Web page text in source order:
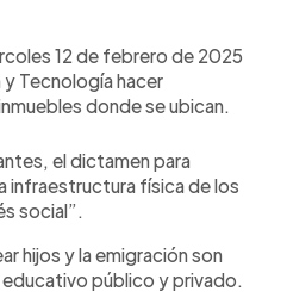
12 de febrero de 2025
Tecnología hacer
donde se ubican.
el dictamen para
infraestructura física de los
social”.
hijos y la emigración son
público y privado.